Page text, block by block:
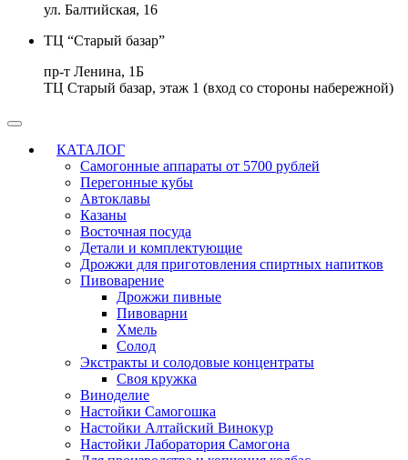
ул. Балтийская, 16
ТЦ “Старый базар”
пр-т Ленина, 1Б
ТЦ Старый базар, этаж 1 (вход со стороны набережной)
КАТАЛОГ
Самогонные аппараты от 5700 рублей
Перегонные кубы
Автоклавы
Казаны
Восточная посуда
Детали и комплектующие
Дрожжи для приготовления спиртных напитков
Пивоварение
Дрожжи пивные
Пивоварни
Хмель
Солод
Экстракты и солодовые концентраты
Своя кружка
Виноделие
Настойки Самогошка
Настойки Алтайский Винокур
Настойки Лаборатория Самогона